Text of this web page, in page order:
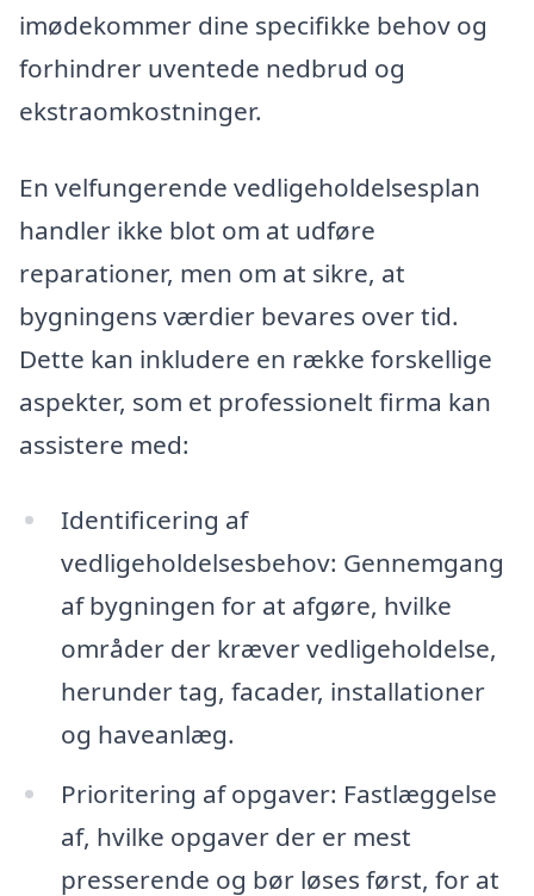
imødekommer dine specifikke behov og
forhindrer uventede nedbrud og
ekstraomkostninger.
En velfungerende vedligeholdelsesplan
handler ikke blot om at udføre
reparationer, men om at sikre, at
bygningens værdier bevares over tid.
Dette kan inkludere en række forskellige
aspekter, som et professionelt firma kan
assistere med:
Identificering af
vedligeholdelsesbehov: Gennemgang
af bygningen for at afgøre, hvilke
områder der kræver vedligeholdelse,
herunder tag, facader, installationer
og haveanlæg.
Prioritering af opgaver: Fastlæggelse
af, hvilke opgaver der er mest
presserende og bør løses først, for at